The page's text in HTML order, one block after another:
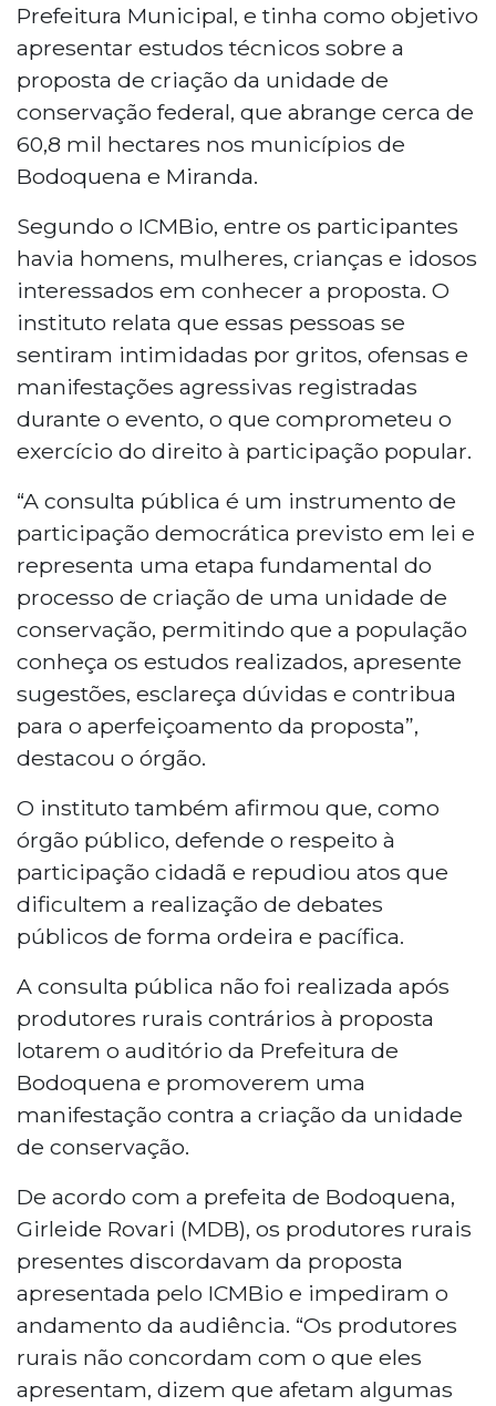
Prefeitura Municipal, e tinha como objetivo
apresentar estudos técnicos sobre a
proposta de criação da unidade de
conservação federal, que abrange cerca de
60,8 mil hectares nos municípios de
Bodoquena e Miranda.
Segundo o ICMBio, entre os participantes
havia homens, mulheres, crianças e idosos
interessados em conhecer a proposta. O
instituto relata que essas pessoas se
sentiram intimidadas por gritos, ofensas e
manifestações agressivas registradas
durante o evento, o que comprometeu o
exercício do direito à participação popular.
“A consulta pública é um instrumento de
participação democrática previsto em lei e
representa uma etapa fundamental do
processo de criação de uma unidade de
conservação, permitindo que a população
conheça os estudos realizados, apresente
sugestões, esclareça dúvidas e contribua
para o aperfeiçoamento da proposta”,
destacou o órgão.
O instituto também afirmou que, como
órgão público, defende o respeito à
participação cidadã e repudiou atos que
dificultem a realização de debates
públicos de forma ordeira e pacífica.
A consulta pública não foi realizada após
produtores rurais contrários à proposta
lotarem o auditório da Prefeitura de
Bodoquena e promoverem uma
manifestação contra a criação da unidade
de conservação.
De acordo com a prefeita de Bodoquena,
Girleide Rovari (MDB), os produtores rurais
presentes discordavam da proposta
apresentada pelo ICMBio e impediram o
andamento da audiência. “Os produtores
rurais não concordam com o que eles
apresentam, dizem que afetam algumas